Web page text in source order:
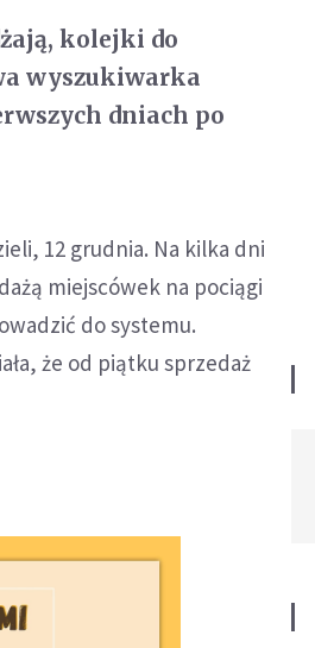
kolejki do
wyszukiwarka
dniach po
12 grudnia. Na kilka dni
miejscówek na pociągi
do systemu.
że od piątku sprzedaż